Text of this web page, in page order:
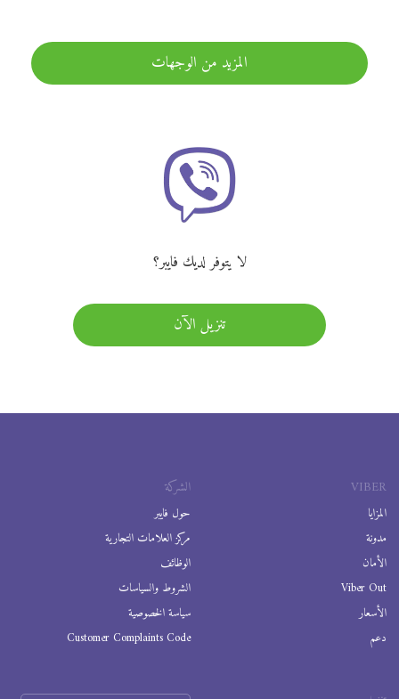
المزيد من الوجهات
لا يتوفر لديك فايبر؟
تنزيل الآن
VIBER
المزايا
مدونة
الأمان
Viber Out
الأسعار
دعم
الشركة
حول فايبر
مركز العلامات التجارية
الوظائف
الشروط والسياسات
سياسة الخصوصية
Customer Complaints Code